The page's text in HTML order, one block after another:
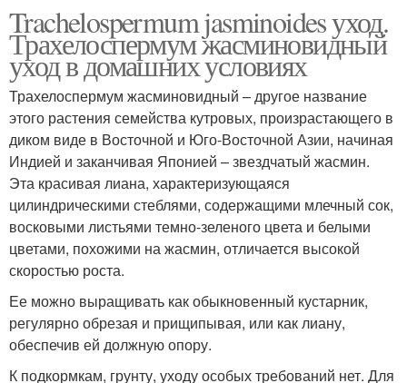
Trachelospermum jasminoides уход.
Трахелоспермум жасминовидный
уход в домашних условиях
Трахелоспермум жасминовидный – другое название
этого растения семейства кутровых, произрастающего в
диком виде в Восточной и Юго-Восточной Азии, начиная
Индией и заканчивая Японией – звездчатый жасмин.
Эта красивая лиана, характеризующаяся
цилиндрическими стеблями, содержащими млечный сок,
восковыми листьями темно-зеленого цвета и белыми
цветами, похожими на жасмин, отличается высокой
скоростью роста.
Ее можно выращивать как обыкновенный кустарник,
регулярно обрезая и прищипывая, или как лиану,
обеспечив ей должную опору.
К подкормкам, грунту, уходу особых требований нет. Для